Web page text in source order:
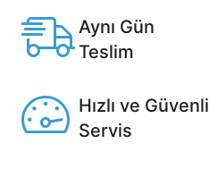
Aynı Gün
Teslim
Hızlı ve Güvenli
Servis